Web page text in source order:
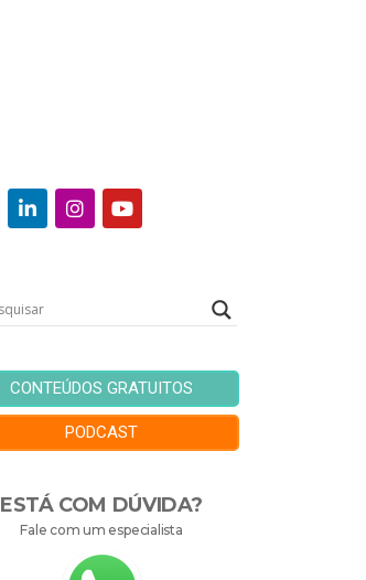
CONTEÚDOS GRATUITOS
PODCAST
ESTÁ COM DÚVIDA?
Fale com um especialista